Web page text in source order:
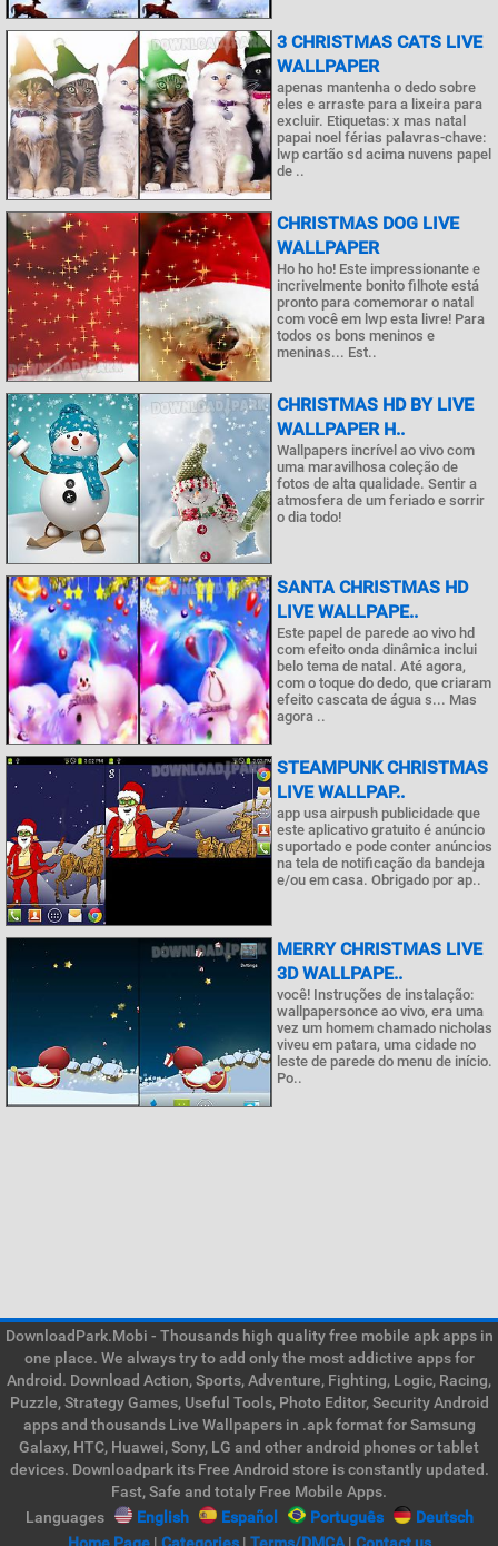
3 CHRISTMAS CATS LIVE
WALLPAPER
apenas mantenha o dedo sobre
eles e arraste para a lixeira para
excluir. Etiquetas: x mas natal
papai noel férias palavras-chave:
lwp cartão sd acima nuvens papel
de ..
CHRISTMAS DOG LIVE
WALLPAPER
Ho ho ho! Este impressionante e
incrivelmente bonito filhote está
pronto para comemorar o natal
com você em lwp esta livre! Para
todos os bons meninos e
meninas... Est..
CHRISTMAS HD BY LIVE
WALLPAPER H..
Wallpapers incrível ao vivo com
uma maravilhosa coleção de
fotos de alta qualidade. Sentir a
atmosfera de um feriado e sorrir
o dia todo!
SANTA CHRISTMAS HD
LIVE WALLPAPE..
Este papel de parede ao vivo hd
com efeito onda dinâmica inclui
belo tema de natal. Até agora,
com o toque do dedo, que criaram
efeito cascata de água s... Mas
agora ..
STEAMPUNK CHRISTMAS
LIVE WALLPAP..
app usa airpush publicidade que
este aplicativo gratuito é anúncio
suportado e pode conter anúncios
na tela de notificação da bandeja
e/ou em casa. Obrigado por ap..
MERRY CHRISTMAS LIVE
3D WALLPAPE..
você! Instruções de instalação:
wallpapersonce ao vivo, era uma
vez um homem chamado nicholas
viveu em patara, uma cidade no
leste de parede do menu de início.
Po..
DownloadPark.Mobi - Thousands high quality free mobile apk apps in
one place. We always try to add only the most addictive apps for
Android. Download Action, Sports, Adventure, Fighting, Logic, Racing,
Puzzle, Strategy Games, Useful Tools, Photo Editor, Security Android
apps and thousands Live Wallpapers in .apk format for Samsung
Galaxy, HTC, Huawei, Sony, LG and other android phones or tablet
devices. Downloadpark its Free Android store is constantly updated.
Fast, Safe and totaly Free Mobile Apps.
Languages
English Español Português
Deutsch